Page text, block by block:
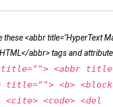
these <abbr title="HyperText
abbr> tags and
<abbr
title=""> <b>
<code> <del